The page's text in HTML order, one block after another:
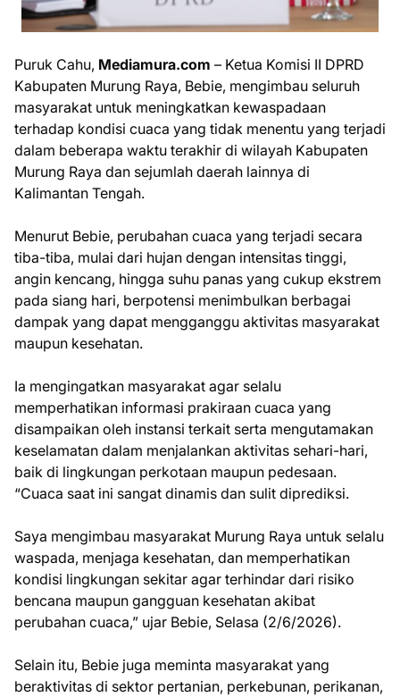
Puruk Cahu, Mediamura.com – Ketua Komisi II DPRD
Kabupaten Murung Raya, Bebie, mengimbau seluruh
masyarakat untuk meningkatkan kewaspadaan
terhadap kondisi cuaca yang tidak menentu yang terjadi
dalam beberapa waktu terakhir di wilayah Kabupaten
Murung Raya dan sejumlah daerah lainnya di
Kalimantan Tengah.
Menurut Bebie, perubahan cuaca yang terjadi secara
tiba-tiba, mulai dari hujan dengan intensitas tinggi,
angin kencang, hingga suhu panas yang cukup ekstrem
pada siang hari, berpotensi menimbulkan berbagai
dampak yang dapat mengganggu aktivitas masyarakat
maupun kesehatan.
Ia mengingatkan masyarakat agar selalu
memperhatikan informasi prakiraan cuaca yang
disampaikan oleh instansi terkait serta mengutamakan
keselamatan dalam menjalankan aktivitas sehari-hari,
baik di lingkungan perkotaan maupun pedesaan.
“Cuaca saat ini sangat dinamis dan sulit diprediksi.
Saya mengimbau masyarakat Murung Raya untuk selalu
waspada, menjaga kesehatan, dan memperhatikan
kondisi lingkungan sekitar agar terhindar dari risiko
bencana maupun gangguan kesehatan akibat
perubahan cuaca,” ujar Bebie, Selasa (2/6/2026).
Selain itu, Bebie juga meminta masyarakat yang
beraktivitas di sektor pertanian, perkebunan, perikanan,